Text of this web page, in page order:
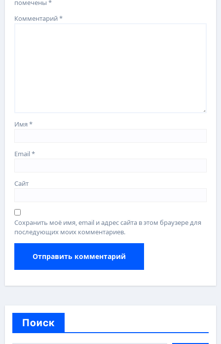
помечены*
Комментарий*
Имя*
Email*
Сайт
Сохранить моё имя, email и адрес сайта в этом браузере для
последующих моих комментариев.
Поиск